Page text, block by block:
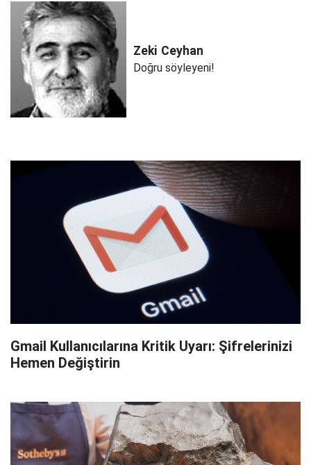
Zeki Ceyhan
Doğru söyleyeni!
Gmail Kullanıcılarına Kritik Uyarı: Şifrelerinizi
Hemen Değiştirin